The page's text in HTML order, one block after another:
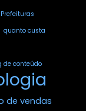
Prefeituras
quanto custa
de conteúdo
de vendas